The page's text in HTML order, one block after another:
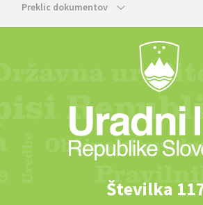
Preklic dokumentov
Številka